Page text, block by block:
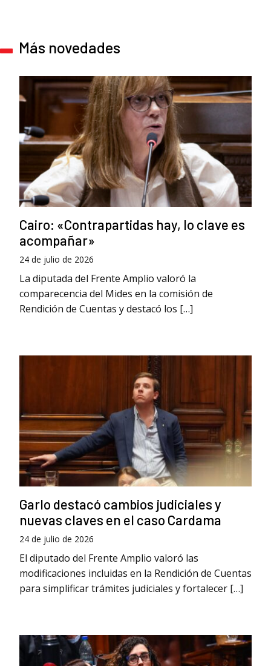
Más novedades
Cairo: «Contrapartidas hay, lo clave es
acompañar»
24 de julio de 2026
La diputada del Frente Amplio valoró la
comparecencia del Mides en la comisión de
Rendición de Cuentas y destacó los […]
Garlo destacó cambios judiciales y
nuevas claves en el caso Cardama
24 de julio de 2026
El diputado del Frente Amplio valoró las
modificaciones incluidas en la Rendición de Cuentas
para simplificar trámites judiciales y fortalecer […]